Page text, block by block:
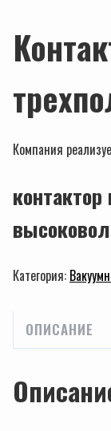
Компания
Категория:
ОПИСАНИЕ